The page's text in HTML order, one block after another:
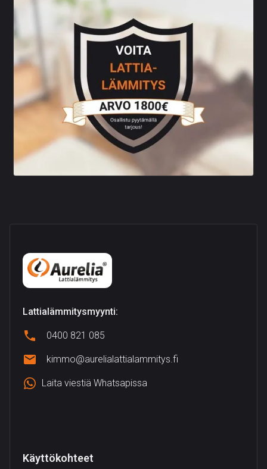
Lattialämmitysmyynti:
0400 821 085
kimmo@aurelialattialammitys.fi
Laita viestiä Whatsapissa
Käyttökohteet